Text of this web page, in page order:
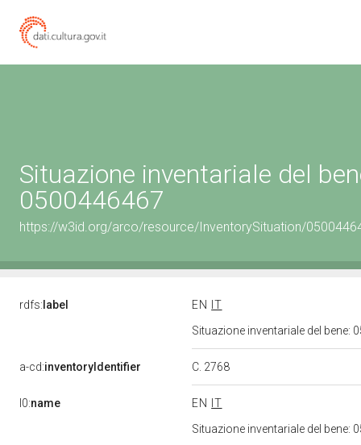
Situazione inventariale del
0500446467
https://w3id.org/arco/resource/InventorySituation/
rdfs: label EN
IT
Situazione inventariale del bene:
a-cd:inventoryIdentifier C. 2768
l0:name EN
IT
Situazione inventariale del bene: